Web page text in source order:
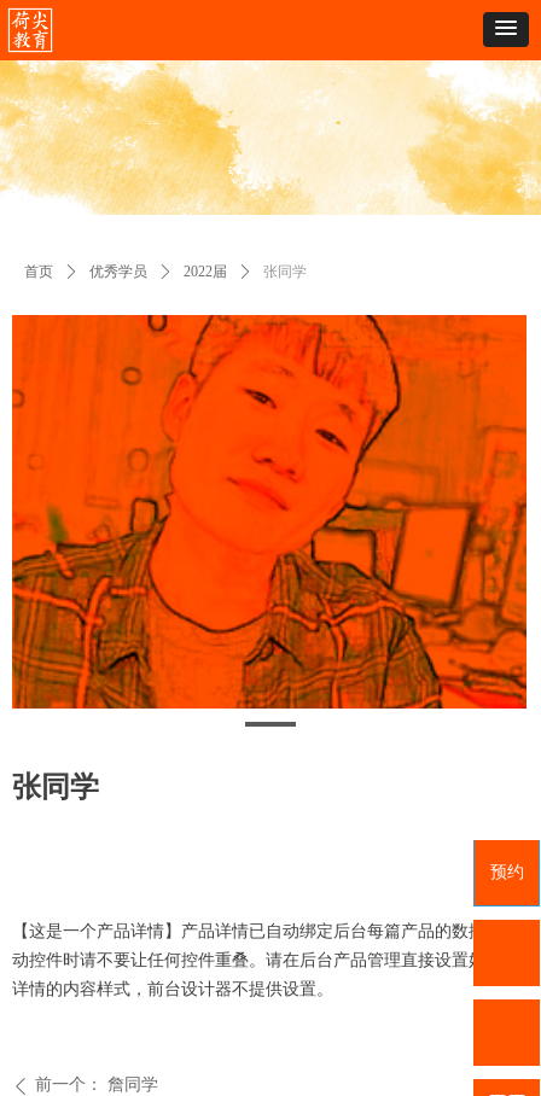
首页 ꄲ 优秀学员 ꄲ 2022届 ꄲ 张同学
张同学
ꄴ 前一个： 詹同学
【这是一个产品详情】产品详情已自动绑定后台每篇产品的数据。拖
动控件时请不要让任何控件重叠。请在后台产品管理直接设置好产品
详情的内容样式，前台设计器不提供设置。
预约